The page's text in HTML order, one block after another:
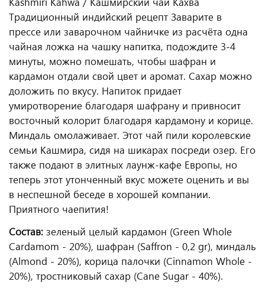
Традиционный индийский рецепт Заварите в
прессе или заварочном чайничке из расчёта одна
чайная ложка на чашку напитка, подождите 3-4
минуты, можно помешать, чтобы шафран и
кардамон отдали свой цвет и аромат. Сахар можно
доложить по вкусу. Напиток придает
умиротворение благодаря шафрану и привносит
восточный колорит благодаря кардамону и корице.
Миндаль омолаживает. Этот чай пили королевские
семьи Кашмира, сидя на шикарах посреди озер. Его
также подают в элитных лаунж-кафе Европы, но
теперь этот утонченный вкус можете оценить и вы
в неспешной беседе в хорошей компании.
Приятного чаепития!
Состав: зеленый целый кардамон (Green Whole
Cardamom - 20%), шафран (Saffron - 0,2 gr), миндаль
(Almond - 20%), корица палочки (Cinnamon Whole -
20%), тростниковый сахар (Cane Sugar - 40%).